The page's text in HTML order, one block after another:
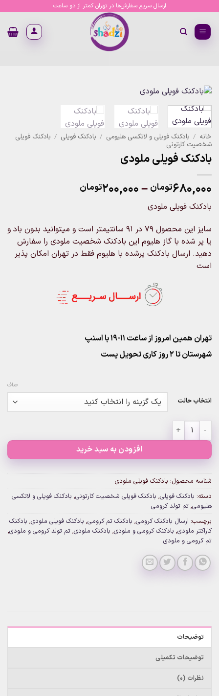
content
ارسال سریع سفارش‌ها در تهران کمتر از دو ساعت
خانه / بادکنک فویلی و لاتکسی هلیومی / بادکنک فویلی / بادکنک فویلی
شخصیت کارتونی
بادکنک فویلی ملودی
۶۸۰,۰۰۰تومان –۲۰۰,۰۰۰تومان
through
۶۸۰,۰۰۰تومان
بادکنک فویلی ملودی
سایز این محصول 79 در 91 سانتیمتر است و میتوانید بدون باد و
یا پر شده با گاز هلیوم این بادکنک شخصیت ملودی را سفارش
دهید. ارسال بادکنک پرشده با هلیوم فقط در تهران امکان پذیر
است
تهران همین امروز از ساعت ۱۱-۱۹ با اسنپ
شهرستان تا 2 روز کاری تحویل پست
انتخاب حالت
صاف
بادکنک فویلی ملودی عدد
افزودن به سبد خرید
شناسه محصول: بادکنک فویلی ملودی
دسته: بادکنک فویلی, بادکنک فویلی شخصیت کارتونی, بادکنک فویلی و لاتکسی
هلیومی, تم تولد کرومی
برچسب: ارسال بادکنک کرومی, بادکنک تم کرومی, بادکنک فویلی ملودی, بادکنک
کاراکتر ملودی, بادکنک کرومی و ملودی, بادکنک ملودی, تم تولد کرومی و ملودی,
تم کرومی و ملودی
توضیحات
توضیحات تکمیلی
نظرات (0)